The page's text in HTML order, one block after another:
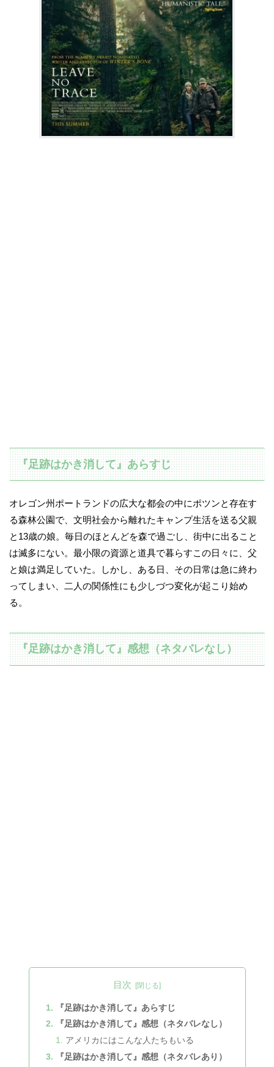
『足跡はかき消して』あらすじ
オレゴン州ポートランドの広大な都会の中にポツンと存在す
る森林公園で、文明社会から離れたキャンプ生活を送る父親
と13歳の娘。毎日のほとんどを森で過ごし、街中に出ること
は滅多にない。最小限の資源と道具で暮らすこの日々に、父
と娘は満足していた。しかし、ある日、その日常は急に終わ
ってしまい、二人の関係性にも少しづつ変化が起こり始め
る。
『足跡はかき消して』感想（ネタバレなし）
目次
『足跡はかき消して』あらすじ
『足跡はかき消して』感想（ネタバレなし）
アメリカにはこんな人たちもいる
『足跡はかき消して』感想（ネタバレあり）